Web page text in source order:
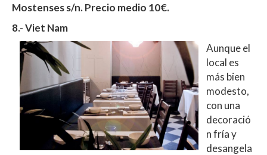
Mostenses s/n. Precio medio 10€.
8.- Viet Nam
Aunque el
local es
más bien
modesto,
con una
decoració
n fría y
desangela